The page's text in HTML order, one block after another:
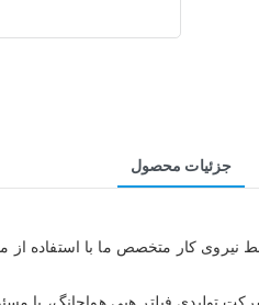
جزئیات محصول